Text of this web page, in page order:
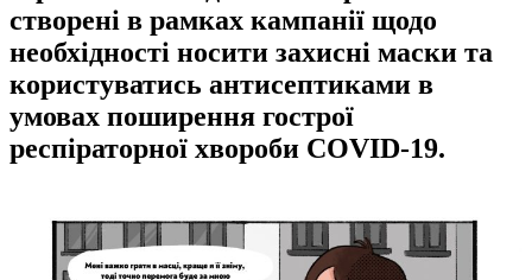
створені в рамках кампанії щодо
необхідності носити захисні маски та
користуватись антисептиками в
умовах поширення гострої
респіраторної хвороби COVID-19.